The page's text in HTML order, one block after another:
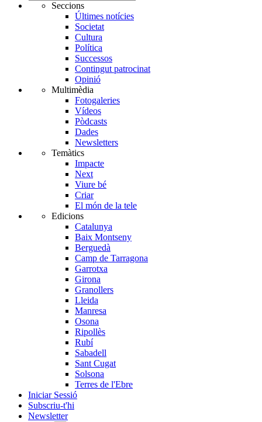
Seccions
Últimes notícies
Societat
Cultura
Política
Successos
Contingut patrocinat
Opinió
Multimèdia
Fotogaleries
Vídeos
Pòdcasts
Dades
Newsletters
Temàtics
Impacte
Next
Viure bé
Criar
El món de la tele
Edicions
Catalunya
Baix Montseny
Berguedà
Camp de Tarragona
Garrotxa
Girona
Granollers
Lleida
Manresa
Osona
Ripollès
Rubí
Sabadell
Sant Cugat
Solsona
Terres de l'Ebre
Iniciar Sessió
Subscriu-t'hi
Newsletter